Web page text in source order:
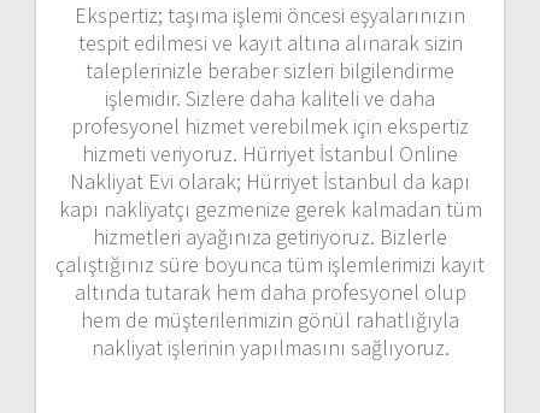
Ekspertiz; taşıma işlemi öncesi eşyalarınızın
tespit edilmesi ve kayıt altına alınarak sizin
taleplerinizle beraber sizleri bilgilendirme
işlemidir. Sizlere daha kaliteli ve daha
profesyonel hizmet verebilmek için ekspertiz
hizmeti veriyoruz. Hürriyet İstanbul Online
Nakliyat Evi olarak; Hürriyet İstanbul da kapı
kapı nakliyatçı gezmenize gerek kalmadan tüm
hizmetleri ayağınıza getiriyoruz. Bizlerle
çalıştığınız süre boyunca tüm işlemlerimizi kayıt
altında tutarak hem daha profesyonel olup
hem de müşterilerimizin gönül rahatlığıyla
nakliyat işlerinin yapılmasını sağlıyoruz.